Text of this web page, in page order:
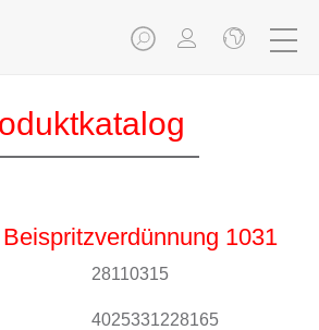
1031
28110315
4025331228165